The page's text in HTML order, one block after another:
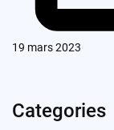
19 mars 2023
Categories